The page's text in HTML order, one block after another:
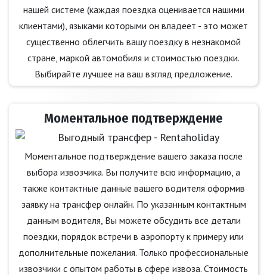
нашей системе (каждая поездка оценивается нашими
клиентами), языками которыми он владеет - это может
существенно облегчить вашу поездку в незнакомой
стране, маркой автомобиля и стоимостью поездки.
Выбирайте лучшее на ваш взгляд предложение.
Моментальное подтверждение
Моментальное подтверждение вашего заказа после
выбора извозчика. Вы получите всю информацию, а
также контактные данные вашего водителя оформив
заявку на трансфер онлайн. По указанным контактным
данным водителя, Вы можете обсудить все детали
поездки, порядок встречи в аэропорту к примеру или
дополнительные пожелания. Только профессиональные
извозчики с опытом работы в сфере извоза. Стоимость